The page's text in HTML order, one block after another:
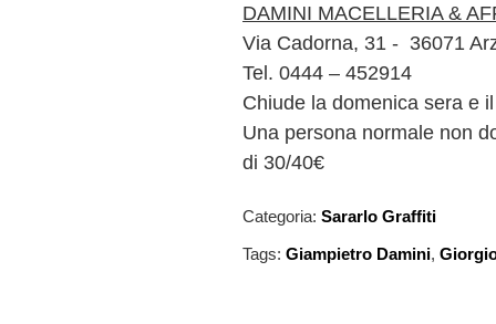
DAMINI MACELLERIA &
Via Cadorna, 31 - 36071
Tel. 0444 – 452914
Chiude la domenica sera e
Una persona normale non
di 30/40€
Categoria:Sararlo Graffiti
Tags:Giampietro Damini,